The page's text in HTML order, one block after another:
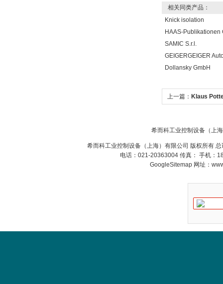
相关同类产品：
Knick isolation
HAAS-Publikationen
SAMIC S.r.l.
GEIGERGEIGER
Dollansky GmbH
上一篇： Klaus
希而科工业控制设备（上
希而科工业控制设备（上海）有限公司 版权所有
电话：021-20363004 传真： 手机：
GoogleSitemap网址：